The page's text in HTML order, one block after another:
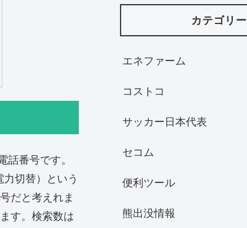
番号です。
切替）という
だと考えれま
す。検索数は
カテゴリー
エネファーム
コストコ
サッカー日本代表
セコム
便利ツール
熊出没情報